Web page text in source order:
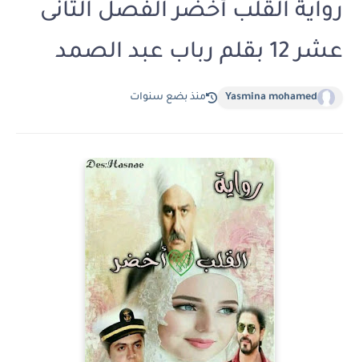
رواية القلب أخضر الفصل الثانى
عشر 12 بقلم رباب عبد الصمد
Yasmina mohamed منذ بضع سنوات